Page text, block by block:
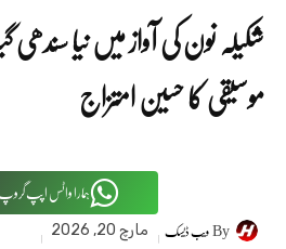
شکیلہ نون کی آواز میں نیا
موسیقی کا حسین امتزاج
ہمارا واٹس اپپ
Byویب ڈیسک مارچ 20, 2026